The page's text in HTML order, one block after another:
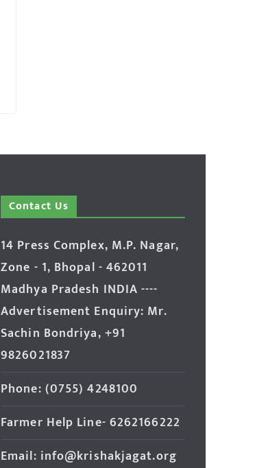
Contact Us
14 Press Complex, M.P. Nagar,
Zone - 1, Bhopal - 462011
Madhya Pradesh INDIA ----
Advertisement Enquiry: Mr.
Sachin Bondriya, +91
9826021837
Phone: (0755) 4248100
Farmer Help Line- 6262166222
Email: info@krishakjagat.org